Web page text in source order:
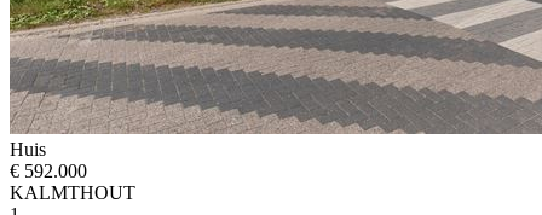
Huis
€ 592.000
KALMTHOUT